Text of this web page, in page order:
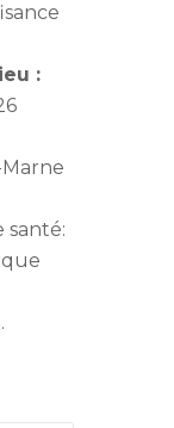
:
santé: